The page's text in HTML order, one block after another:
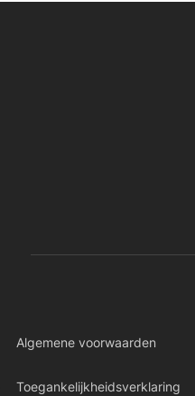
Algemene voorwaarden
Toegankelijkheidsverklaring